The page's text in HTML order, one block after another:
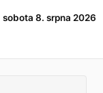
sobota 8. srpna 2026